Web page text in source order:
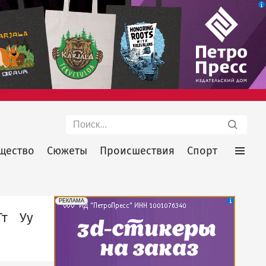
Поиск
Сюжеты Происшествия Спорт
Уу
erid: 2SDnjePV7ZG
РЕКЛАМА
Реклама